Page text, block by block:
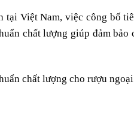
tại Việt Nam, việc công bố
chất lượng giúp đảm
chất lượng cho rượu